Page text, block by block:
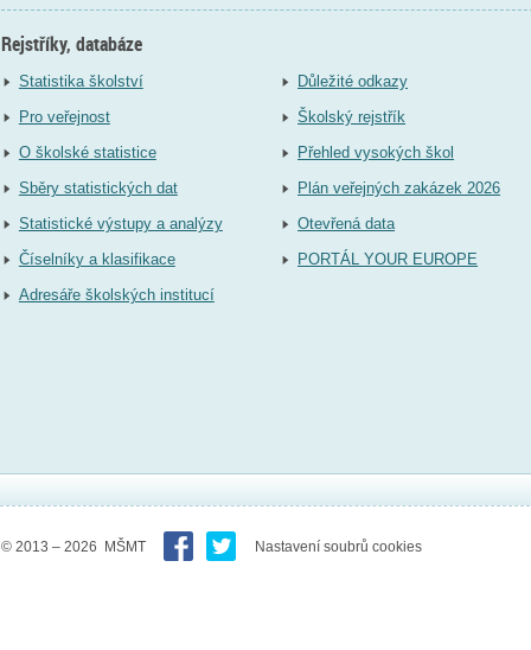
Rejstříky, databáze
Statistika školství
Pro veřejnost
O školské statistice
Sběry statistických dat
Statistické výstupy a analýzy
Číselníky a klasifikace
Adresáře školských institucí
Důležité odkazy
Školský rejstřík
Přehled vysokých škol
Plán veřejných zakázek 2026
Otevřená data
PORTÁL YOUR EUROPE
© 2013 – 2026 MŠMT Nastavení soubrů cookies